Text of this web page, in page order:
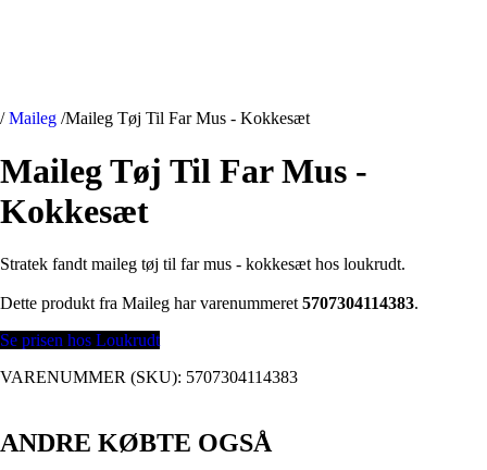
/ Maileg /Maileg Tøj Til Far Mus - Kokkesæt
Maileg Tøj Til Far Mus -
Kokkesæt
Stratek fandt maileg tøj til far mus - kokkesæt hos loukrudt.
Dette produkt fra Maileg har varenummeret5707304114383.
Se prisen hos Loukrudt
VARENUMMER (SKU): 5707304114383
ANDRE KØBTE OGSÅ